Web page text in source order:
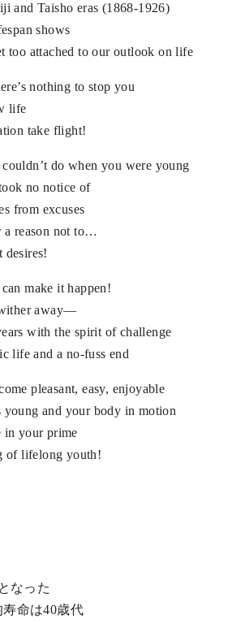
and Taisho eras (1868-1926)
shows
too attached to our outlook on life
nothing to stop you
life
take flight!
do when you were young
no notice of
from excuses
a reason not to…
desires!
make it happen!
away—
with the spirit of challenge
life and a no-fuss end
pleasant, easy, enjoyable
and your body in motion
in your prime
of lifelong youth!
なった
命は40歳代